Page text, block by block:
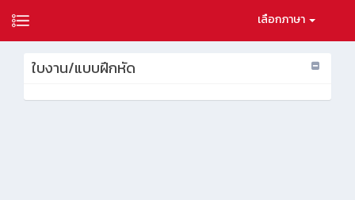
เลือกภาษา
ใบงาน/แบบฝึกหัด